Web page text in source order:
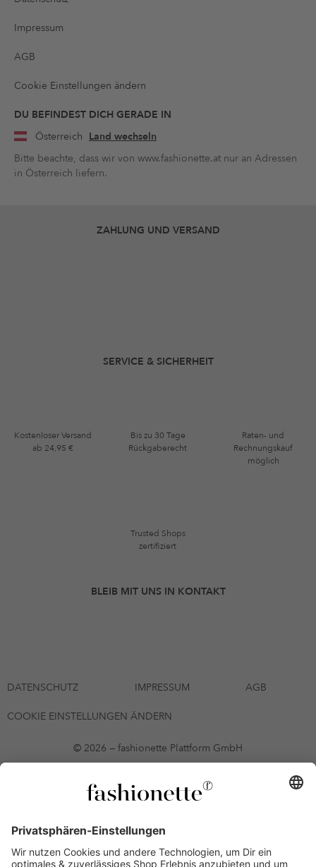
Impressum
AGB
Cookie Einstellungen ändern
DU BEFINDEST DICH GERADE IN
Österreich Land wechseln
Bitte beachte, dass wir von www.fashionette.at nur an Adressen
in Österreich liefern.
ZAHLUNG UND VERSAND
SERVICE & SICHERHEIT
Kostenloser Versand
ab 24,95 €
Bis zu 30 Tage
Rückgaberecht
Raten- und
Rechnungskauf
möglich
Trusted Shops
zertifiziert
BLEIB MIT UNS IN KONTAKT
DATENSCHUTZ IMPRESSUM AGB
COOKIE EINSTELLUNGEN ÄNDERN
© 2026 — fashionette Plattform GmbH
*Gutschein bis zum 12.08.2026 mehrmals auf alle Artikel der Seite
fashionette.at/selected-styles anwendbar. Es gelten die in den AGB
Einzelne Marken und Artikel können ausgeschlossen sein. Bonität
vorausgesetzt, alle Preise inkl. MwSt. und ohne Versandkosten. Bei
Ratenkäufen kann die letzte Rate geringfügig abweichen. Die